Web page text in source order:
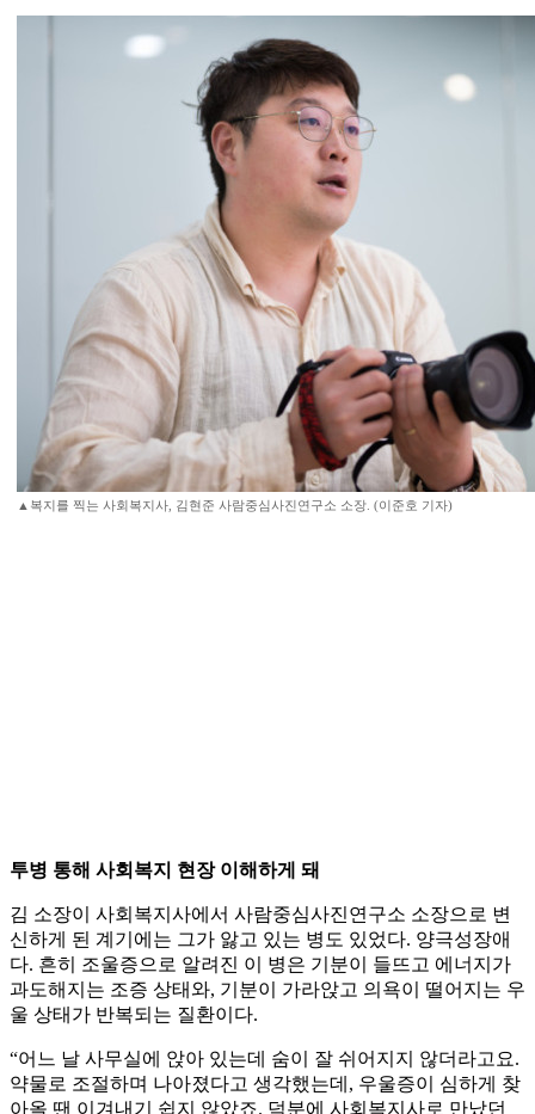
▲복지를 찍는 사회복지사, 김현준 사람중심사진연구소 소장. (이준호 기자)
투병 통해 사회복지 현장 이해하게 돼
김 소장이 사회복지사에서 사람중심사진연구소 소장으로 변
신하게 된 계기에는 그가 앓고 있는 병도 있었다. 양극성장애
다. 흔히 조울증으로 알려진 이 병은 기분이 들뜨고 에너지가
과도해지는 조증 상태와, 기분이 가라앉고 의욕이 떨어지는 우
울 상태가 반복되는 질환이다.
“어느 날 사무실에 앉아 있는데 숨이 잘 쉬어지지 않더라고요.
약물로 조절하며 나아졌다고 생각했는데, 우울증이 심하게 찾
아올 땐 이겨내기 쉽지 않았죠. 덕분에 사회복지사로 만났던